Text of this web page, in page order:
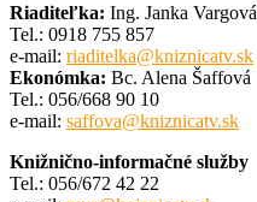
Riaditeľka: Ing. Janka Vargová
Tel.: 0918 755 857
e-mail: riaditelka@kniznicatv.sk
Ekonómka: Bc. Alena Šaffová
Tel.: 056/668 90 10
e-mail: saffova@kniznicatv.sk
Knižnično-informačné služby
Tel.: 056/672 42 22